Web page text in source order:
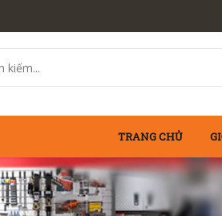
TRANG CHỦ